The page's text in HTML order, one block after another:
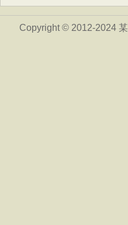
Copyright © 2012-2024